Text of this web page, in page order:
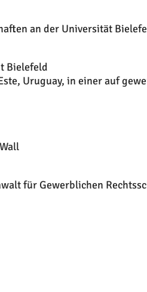
an der Universität
Bielefeld
Uruguay, in einer auf
für Gewerblichen